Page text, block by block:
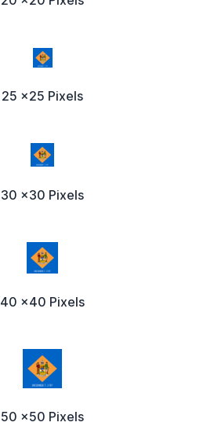
25 x25 Pixels
30 x30 Pixels
40 x40 Pixels
50 x50 Pixels